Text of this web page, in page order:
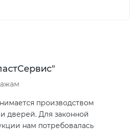
производством
дверей. Для законной
нам потребовалась